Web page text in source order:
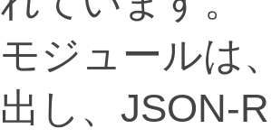
モジュールは
出し、JSON-